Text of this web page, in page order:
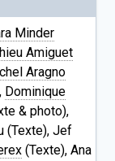
Minder
Amiguet
Aragno
Dominique
& photo),
(Texte), Jef
(Texte), Ana